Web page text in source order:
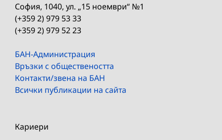
София, 1040, ул. „15 ноември“ №1
(+359 2) 979 53 33
(+359 2) 979 52 23
БАН-Администрация
Връзки с обществеността
Контакти/звена на БАН
Всички публикации на сайта
Кариери